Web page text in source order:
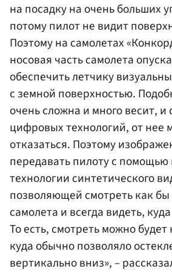
на посадку на очень больших
потому пилот не видит
Поэтому на самолетах
носовая часть самолета
обеспечить летчику
с земной поверхностью.
очень сложна и много весит, и
цифровых технологий, от нее
отказаться. Поэтому
передавать пилоту с помощью
технологии синтетического
позволяющей смотреть как бы
самолета и всегда видеть,
То есть, смотреть можно будет
куда обычно позволяло
вертикально вниз», –